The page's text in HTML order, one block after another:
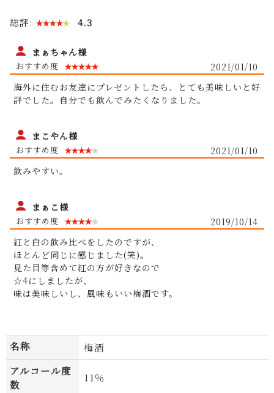
る検査機器を業界で初めて導入
※
総評: 4.3
まぁちゃん様
2021/01/10
海外に住むお友達にプレゼントしたら、とても美味しいと好
評でした。自分でも飲んでみたくなりました。
まこやん様
2021/01/10
飲みやすい。
まぁこ様
2019/10/14
紅と白の飲み比べをしたのですが、
ほとんど同じに感じました(笑)。
見た目等含めて紅の方が好きなので
☆4にしましたが、
味は美味しいし、風味もいい梅酒です。
名称
梅酒
アルコール度
数
11％